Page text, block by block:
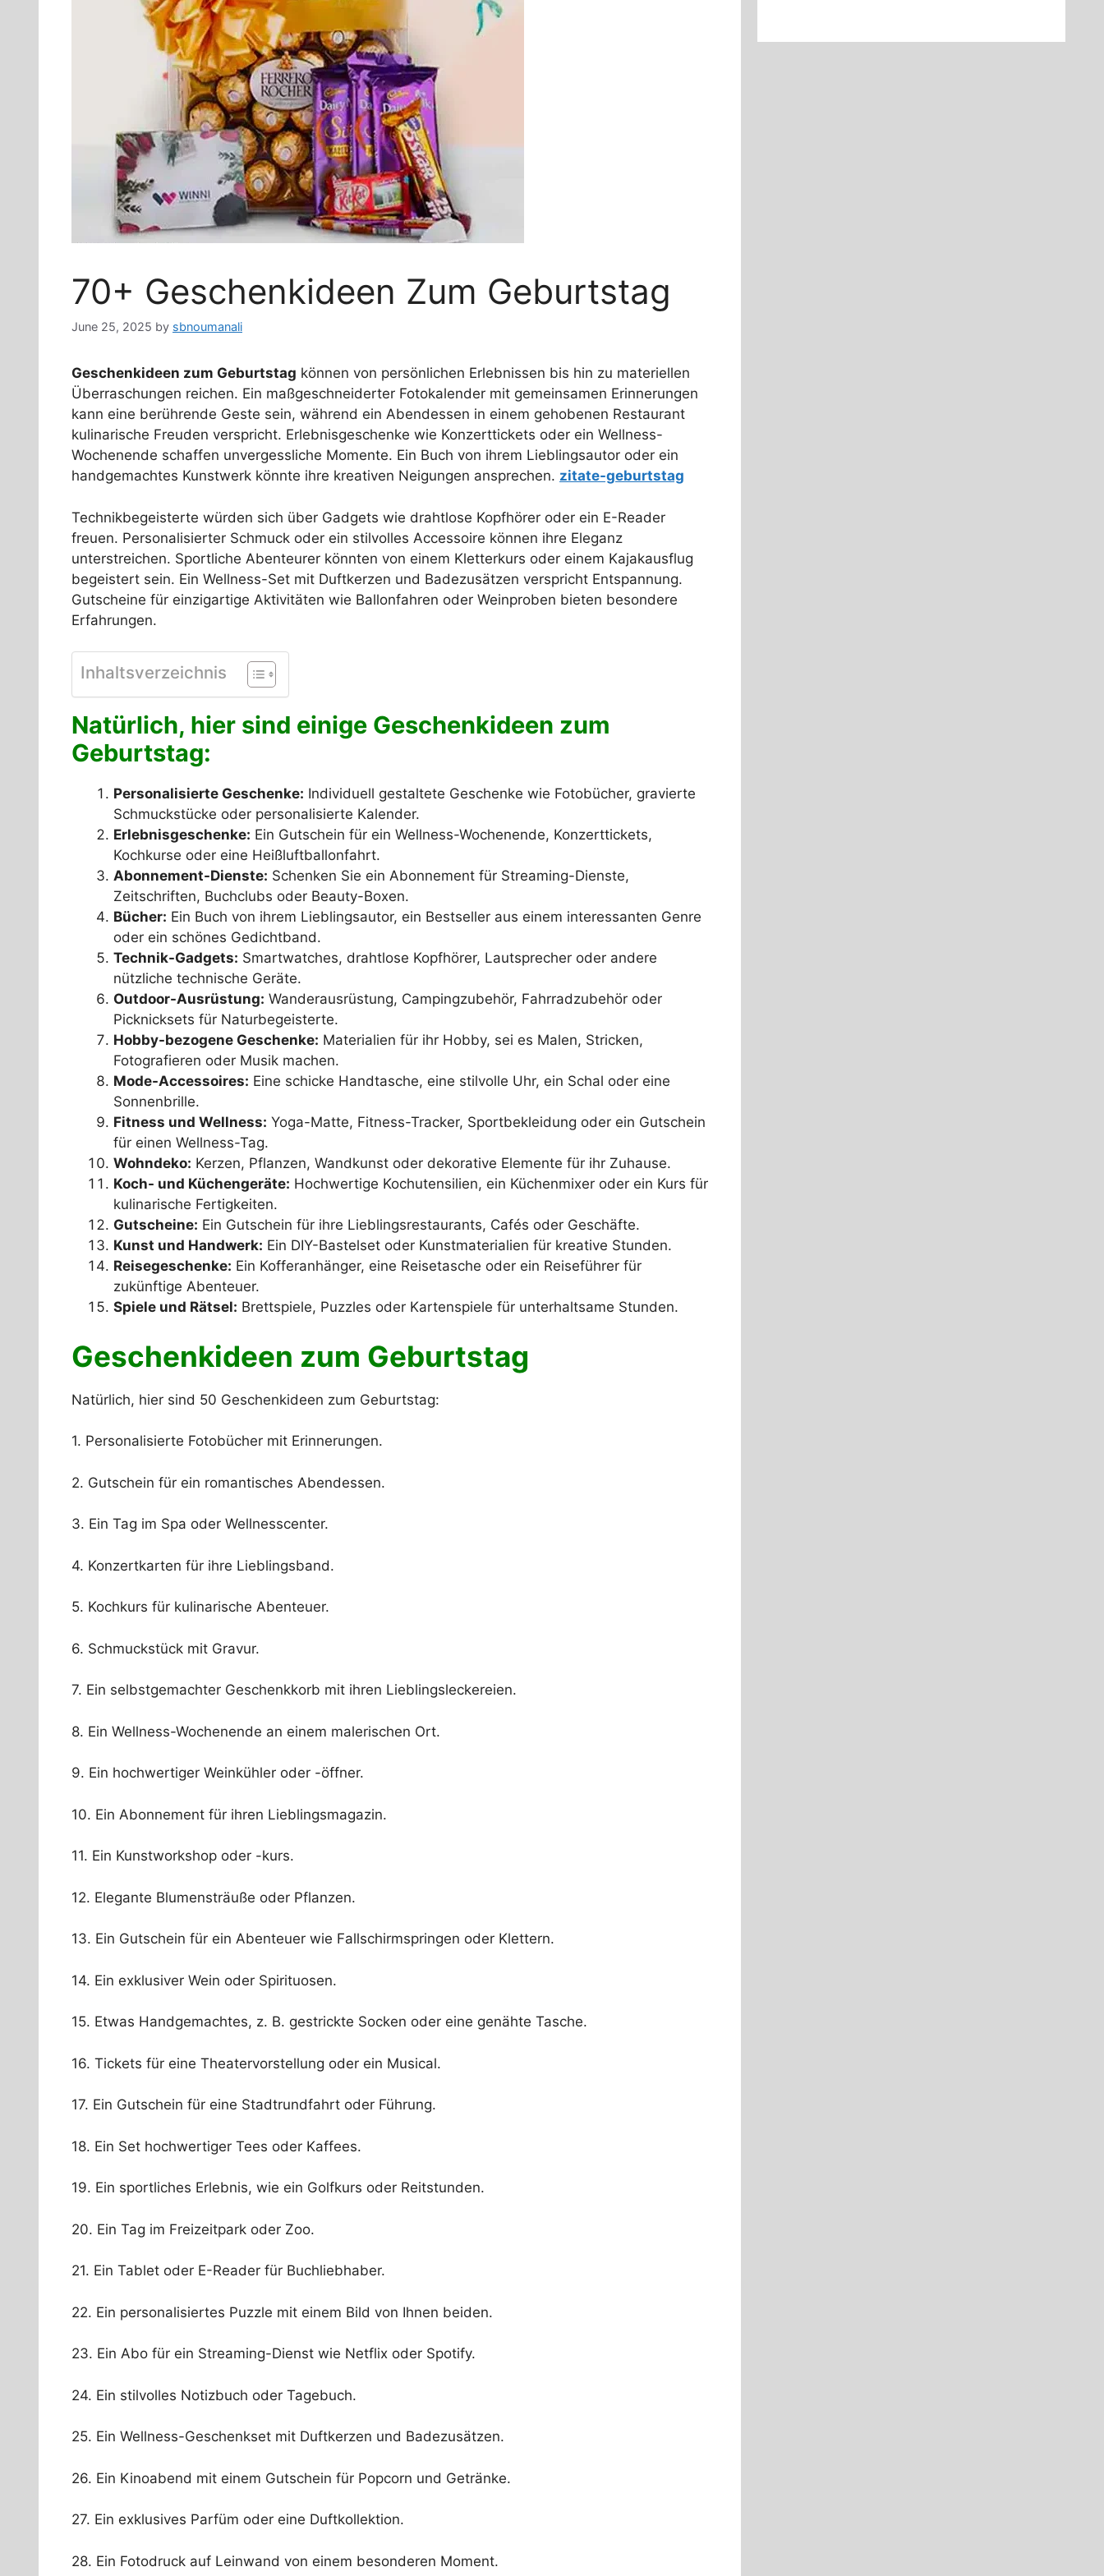
70+ Geschenkideen Zum Geburtstag
June 25, 2025 by sbnoumanali
Geschenkideen zum Geburtstag können von persönlichen Erlebnissen bis hin zu materiellen
Überraschungen reichen. Ein maßgeschneiderter Fotokalender mit gemeinsamen Erinnerungen
kann eine berührende Geste sein, während ein Abendessen in einem gehobenen Restaurant
kulinarische Freuden verspricht. Erlebnisgeschenke wie Konzerttickets oder ein Wellness-
Wochenende schaffen unvergessliche Momente. Ein Buch von ihrem Lieblingsautor oder ein
handgemachtes Kunstwerk könnte ihre kreativen Neigungen ansprechen. zitate-geburtstag
Technikbegeisterte würden sich über Gadgets wie drahtlose Kopfhörer oder ein E-Reader
freuen. Personalisierter Schmuck oder ein stilvolles Accessoire können ihre Eleganz
unterstreichen. Sportliche Abenteurer könnten von einem Kletterkurs oder einem Kajakausflug
begeistert sein. Ein Wellness-Set mit Duftkerzen und Badezusätzen verspricht Entspannung.
Gutscheine für einzigartige Aktivitäten wie Ballonfahren oder Weinproben bieten besondere
Erfahrungen.
Inhaltsverzeichnis
Natürlich, hier sind einige Geschenkideen zum
Geburtstag:
Personalisierte Geschenke: Individuell gestaltete Geschenke wie Fotobücher, gravierte
Schmuckstücke oder personalisierte Kalender.
Erlebnisgeschenke: Ein Gutschein für ein Wellness-Wochenende, Konzerttickets,
Kochkurse oder eine Heißluftballonfahrt.
Abonnement-Dienste: Schenken Sie ein Abonnement für Streaming-Dienste,
Zeitschriften, Buchclubs oder Beauty-Boxen.
Bücher: Ein Buch von ihrem Lieblingsautor, ein Bestseller aus einem interessanten Genre
oder ein schönes Gedichtband.
Technik-Gadgets: Smartwatches, drahtlose Kopfhörer, Lautsprecher oder andere
nützliche technische Geräte.
Outdoor-Ausrüstung: Wanderausrüstung, Campingzubehör, Fahrradzubehör oder
Picknicksets für Naturbegeisterte.
Hobby-bezogene Geschenke: Materialien für ihr Hobby, sei es Malen, Stricken,
Fotografieren oder Musik machen.
Mode-Accessoires: Eine schicke Handtasche, eine stilvolle Uhr, ein Schal oder eine
Sonnenbrille.
Fitness und Wellness: Yoga-Matte, Fitness-Tracker, Sportbekleidung oder ein Gutschein
für einen Wellness-Tag.
Wohndeko: Kerzen, Pflanzen, Wandkunst oder dekorative Elemente für ihr Zuhause.
Koch- und Küchengeräte: Hochwertige Kochutensilien, ein Küchenmixer oder ein Kurs für
kulinarische Fertigkeiten.
Gutscheine: Ein Gutschein für ihre Lieblingsrestaurants, Cafés oder Geschäfte.
Kunst und Handwerk: Ein DIY-Bastelset oder Kunstmaterialien für kreative Stunden.
Reisegeschenke: Ein Kofferanhänger, eine Reisetasche oder ein Reiseführer für
zukünftige Abenteuer.
Spiele und Rätsel: Brettspiele, Puzzles oder Kartenspiele für unterhaltsame Stunden.
Geschenkideen zum Geburtstag
Natürlich, hier sind 50 Geschenkideen zum Geburtstag:
1. Personalisierte Fotobücher mit Erinnerungen.
2. Gutschein für ein romantisches Abendessen.
3. Ein Tag im Spa oder Wellnesscenter.
4. Konzertkarten für ihre Lieblingsband.
5. Kochkurs für kulinarische Abenteuer.
6. Schmuckstück mit Gravur.
7. Ein selbstgemachter Geschenkkorb mit ihren Lieblingsleckereien.
8. Ein Wellness-Wochenende an einem malerischen Ort.
9. Ein hochwertiger Weinkühler oder -öffner.
10. Ein Abonnement für ihren Lieblingsmagazin.
11. Ein Kunstworkshop oder -kurs.
12. Elegante Blumensträuße oder Pflanzen.
13. Ein Gutschein für ein Abenteuer wie Fallschirmspringen oder Klettern.
14. Ein exklusiver Wein oder Spirituosen.
15. Etwas Handgemachtes, z. B. gestrickte Socken oder eine genähte Tasche.
16. Tickets für eine Theatervorstellung oder ein Musical.
17. Ein Gutschein für eine Stadtrundfahrt oder Führung.
18. Ein Set hochwertiger Tees oder Kaffees.
19. Ein sportliches Erlebnis, wie ein Golfkurs oder Reitstunden.
20. Ein Tag im Freizeitpark oder Zoo.
21. Ein Tablet oder E-Reader für Buchliebhaber.
22. Ein personalisiertes Puzzle mit einem Bild von Ihnen beiden.
23. Ein Abo für ein Streaming-Dienst wie Netflix oder Spotify.
24. Ein stilvolles Notizbuch oder Tagebuch.
25. Ein Wellness-Geschenkset mit Duftkerzen und Badezusätzen.
26. Ein Kinoabend mit einem Gutschein für Popcorn und Getränke.
27. Ein exklusives Parfüm oder eine Duftkollektion.
28. Ein Fotodruck auf Leinwand von einem besonderen Moment.